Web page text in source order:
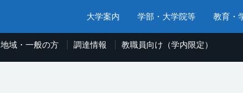
大学案内 学部・大学院等 教育・
地域・一般の方 調達情報 教職員向け（学内限定）